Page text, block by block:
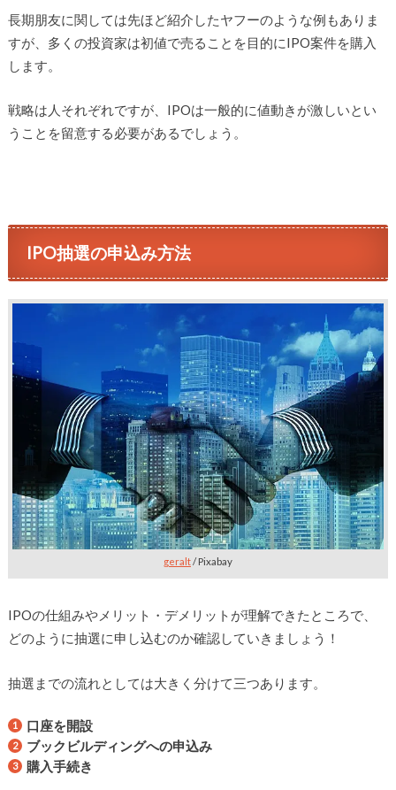
長期朋友に関しては先ほど紹介したヤフーのような例もありま
すが、多くの投資家は初値で売ることを目的にIPO案件を購入
します。
戦略は人それぞれですが、IPOは一般的に値動きが激しいとい
うことを留意する必要があるでしょう。
IPO抽選の申込み方法
geralt/ Pixabay
IPOの仕組みやメリット・デメリットが理解できたところで、
どのように抽選に申し込むのか確認していきましょう！
抽選までの流れとしては大きく分けて三つあります。
口座を開設
ブックビルディングへの申込み
購入手続き